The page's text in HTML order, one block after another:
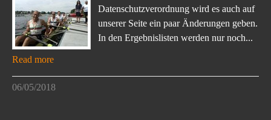
Datenschutzverordnung wird es auch auf
unserer Seite ein paar Änderungen geben.
In den Ergebnislisten werden nur noch...
Read more
06/05/2018